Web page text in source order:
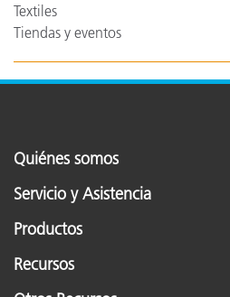
Textiles
Tiendas y eventos
Quiénes somos
Servicio y Asistencia
Productos
Recursos